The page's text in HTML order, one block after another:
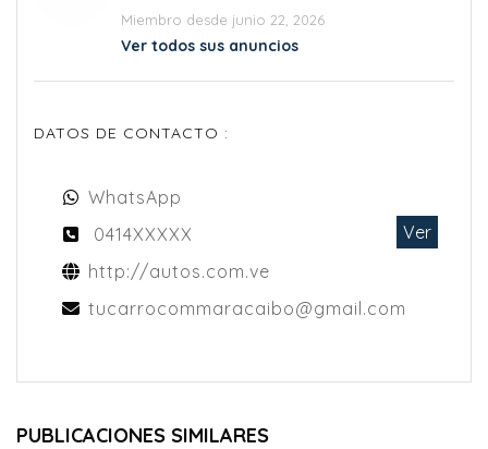
Miembro desde junio 22, 2026
Ver todos sus anuncios
DATOS DE CONTACTO :
WhatsApp
0414XXXXX
Ver
http://autos.com.ve
tucarrocommaracaibo@gmail.com
PUBLICACIONES SIMILARES